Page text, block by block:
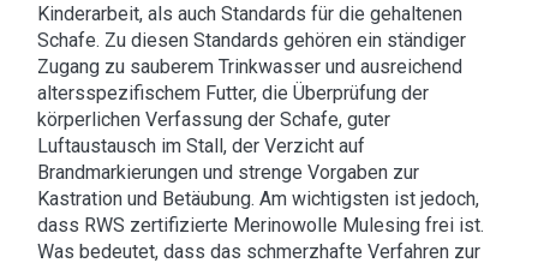
Kinderarbeit, als auch Standards für die gehaltenen
Schafe. Zu diesen Standards gehören ein ständiger
Zugang zu sauberem Trinkwasser und ausreichend
altersspezifischem Futter, die Überprüfung der
körperlichen Verfassung der Schafe, guter
Luftaustausch im Stall, der Verzicht auf
Brandmarkierungen und strenge Vorgaben zur
Kastration und Betäubung. Am wichtigsten ist jedoch,
dass RWS zertifizierte Merinowolle Mulesing frei ist.
Was bedeutet, dass das schmerzhafte Verfahren zur